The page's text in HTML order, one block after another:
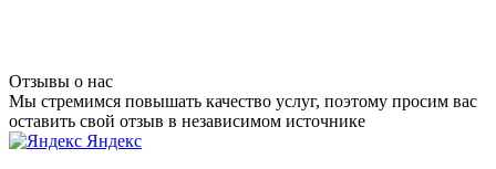
Отзывы о нас
Мы стремимся повышать качество услуг, поэтому просим вас
оставить свой отзыв в независимом источнике
Яндекс